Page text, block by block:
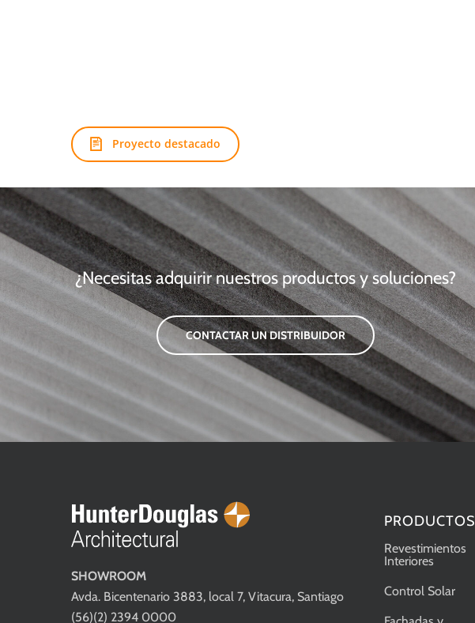
Proyecto destacado
¿Necesitas adquirir nuestros productos y soluciones?
CONTACTAR UN DISTRIBUIDOR
SHOWROOM
Avda. Bicentenario 3883, local 7, Vitacura, Santiago
(56)(2) 2394 0000
PRODUCTOS
Revestimientos
Interiores
Control Solar